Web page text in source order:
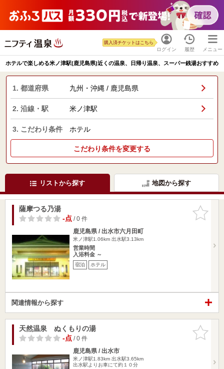
ログイン
購入済チケットはこちら
履歴 メニュー
ホテルで楽しめる米ノ津駅(鹿児島県)近くの温泉、日帰り温泉、スーパー銭湯おすすめ
1. 都道府県 九州・沖縄 / 鹿児島県
2. 沿線・駅 米ノ津駅
3. こだわり条件 ホテル
こだわり条件を変更する
リストから探す 地図から探す
お気に入
りに追加
薩摩つる乃湯
-点/ 0 件
鹿児島県 / 出水市六月田町
米ノ津駅1.06km 出水駅3.13km
営業時間
入浴料金 ～
宿泊 ホテル
関連情報から探す
お気に入
りに追加
天然温泉 ぬくもりの湯
-点/ 0 件
鹿児島県 / 出水市
米ノ津駅1.83km 出水駅3.65km
出水駅よりお車にて約１０分